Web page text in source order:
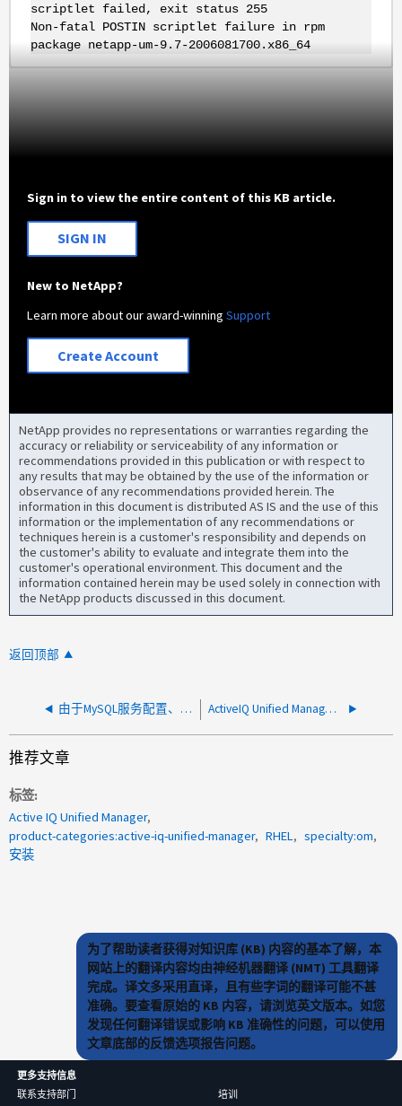
scriptlet failed, exit status 255
Non-fatal POSTIN scriptlet failure in rpm
package netapp-um-9.7-2006081700.x86_64
Sign in to view the entire content of this KB article.
SIGN IN
New to NetApp?
Learn more about our award-winningSupport
Create Account
NetApp provides no representations or warranties regarding the
accuracy or reliability or serviceability of any information or
recommendations provided in this publication or with respect to
any results that may be obtained by the use of the information or
observance of any recommendations provided herein. The
information in this document is distributed AS IS and the use of this
information or the implementation of any recommendations or
techniques herein is a customer's responsibility and depends on
the customer's ability to evaluate and integrate them into the
customer's operational environment. This document and the
information contained herein may be used solely in connection with
the NetApp products discussed in this document.
返回顶部
由于MySQL服务配置、ActiveIQ Unified Manager安装失败 ActiveIQ Unified Manager 无法添加 vCenter 数据源，并显示错误 PKIX 路径构建失败
推荐文章
标签
Active IQ Unified Manager
product-categories:active-iq-unified-manager
RHEL
specialty:om
安装
为了帮助读者获得对知识库 (KB) 内容的基本了解，本
网站上的翻译内容均由神经机器翻译 (NMT) 工具翻译
完成。译文多采用直译，且有些字词的翻译可能不甚
准确。要查看原始的 KB 内容，请浏览英文版本。如您
发现任何翻译错误或影响 KB 准确性的问题，可以使用
文章底部的反馈选项报告问题。
更多支持信息
联系支持部门
培训